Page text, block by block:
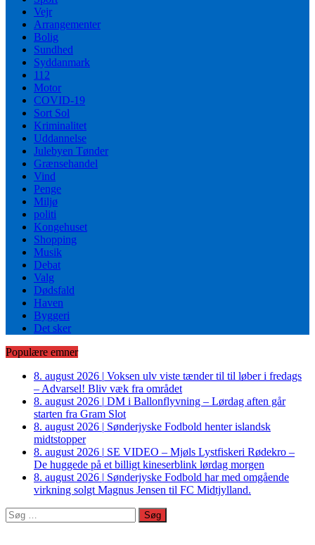
Vejr
Arrangementer
Bolig
Sundhed
Syddanmark
112
Motor
COVID-19
Sort Sol
Kriminalitet
Uddannelse
Julebyen Tønder
Grænsehandel
Vind
Penge
Miljø
politi
Kongehuset
Shopping
Musik
Debat
Valg
Dødsfald
Haven
Byggeri
Det sker
Populære emner
8. august 2026 | Voksen ulv viste tænder til til løber i fredags
– Advarsel! Bliv væk fra området
8. august 2026 | DM i Ballonflyvning – Lørdag aften går
starten fra Gram Slot
8. august 2026 | Sønderjyske Fodbold henter islandsk
midtstopper
8. august 2026 | SE VIDEO – Mjøls Lystfiskeri Rødekro –
De huggede på et billigt kineserblink lørdag morgen
8. august 2026 | Sønderjyske Fodbold har med omgående
virkning solgt Magnus Jensen til FC Midtjylland.
Søg
efter: